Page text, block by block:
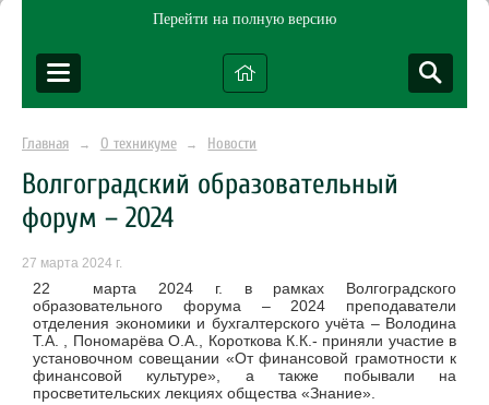
Перейти на полную версию
Главная → О техникуме → Новости
Волгоградский образовательный
форум – 2024
27 марта 2024 г.
22 марта 2024 г. в рамках Волгоградского
образовательного форума – 2024 преподаватели
отделения экономики и бухгалтерского учёта – Володина
Т.А. , Пономарёва О.А., Короткова К.К.- приняли участие в
установочном совещании «От финансовой грамотности к
финансовой культуре», а также побывали на
просветительских лекциях общества «Знание».